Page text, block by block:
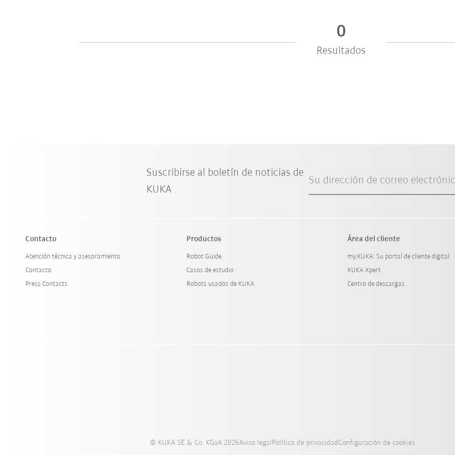
0
Resultados
Suscribirse al boletín de noticias de
KUKA
Su dirección de correo
Contacto
Atención técnica y asesoramiento
Contacto
Press Contacts
Productos
Robot Guide
Casos de estudio
Robots usados de KUKA
Área del cliente
my.KUKA: Su portal de cliente digital
KUKA Xpert
Centro de descargas
© KUKA SE & Co. KGaA 2026Aviso legal Política de privacidad Configuración de cookies